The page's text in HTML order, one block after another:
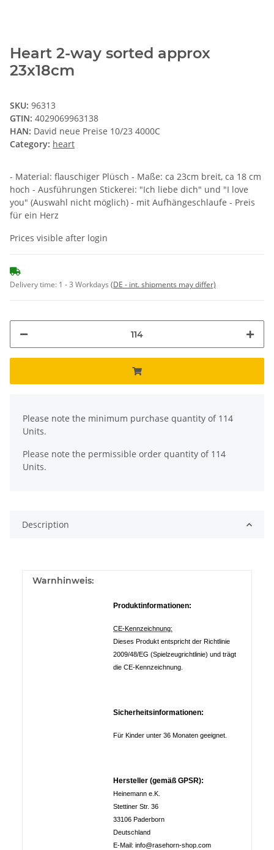
Heart 2-way sorted approx
23x18cm
SKU: 96313
GTIN: 4029069963138
HAN: David neue Preise 10/23 4000C
Category: heart
- Material: flauschiger Plüsch - Maße: ca 23cm breit, ca 18 cm
hoch - Ausführungen Stickerei: "Ich liebe dich" und "I love
you" (Auswahl nicht möglich) - mit Aufhängeschlaufe - Preis
für ein Herz
Prices visible after login
Delivery time: 1 - 3 Workdays (DE - int. shipments may differ)
Please note the minimum purchase quantity of 114
Units.
Please note the permissible order quantity of 114
Units.
Description
Warnhinweis:
Produktinformationen:
CE-Kennzeichnung:
Dieses Produkt entspricht der Richtlinie
2009/48/EG (Spielzeugrichtlinie) und trägt
die CE-Kennzeichnung.
Sicherheitsinformationen:
Für Kinder unter 36 Monaten geeignet.
Hersteller (gemäß GPSR):
Heinemann e.K.
Stettiner Str. 36
33106 Paderborn
Deutschland
E-Mail: info@rasehorn-shop.com